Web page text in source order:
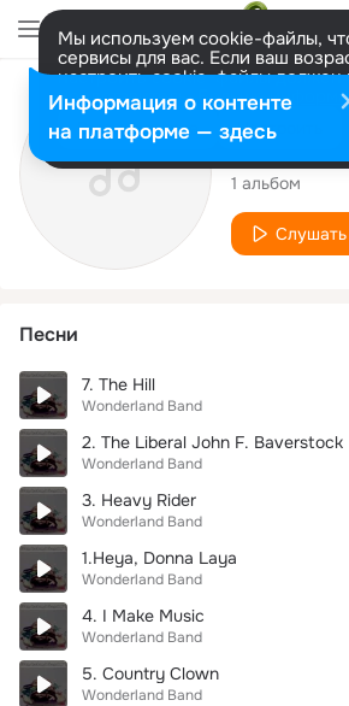
Мы используем cookie-файлы,
сервисы для вас. Если ваш
настроить cookie-файлы должен
представитель. Больше
Разрешить все Настроить
1 альбом
Слушать
Песни
7. The Hill
Wonderland Band
2. The Liberal John F. Baverstock
Wonderland Band
3. Heavy Rider
Wonderland Band
1.Heya, Donna Laya
Wonderland Band
4. I Make Music
Wonderland Band
5. Country Clown
Wonderland Band
Информация о контенте
на платформе — здесь